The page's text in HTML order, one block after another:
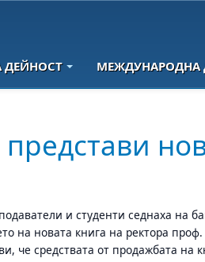
ДЕЙНОСТ МЕЖДУНАРОДНА
и студенти седнаха на
на новата книга на ректора
че средствата от продажбата